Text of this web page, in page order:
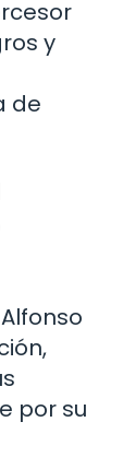
y
de
por su